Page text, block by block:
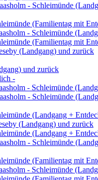
- Schleimünde
(Familientag mit
- Schleimünde
(Familientag mit
(Landgang) und zurück
und zurück
-
- Schleimünde
- Schleimünde
(Landgang +
(Landgang) und zurück
(Landgang +
- Schleimünde
(Familientag mit
- Schleimünde